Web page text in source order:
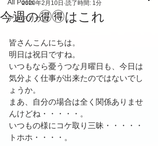
All Posts
アクアリウム
今週の🉐🉐はこれ
2020年2月10日 読了時間: 1分
皆さんこんにちは。
明日は祝日ですね。
いつもなら憂うつな月曜日も、今日は
気分よく仕事が出来たのではないでし
ょうか。
まあ、自分の場合は全く関係ありませ
んけどね・・・・・。
いつもの様にコケ取り三昧・・・・・
トホホ・・・・。